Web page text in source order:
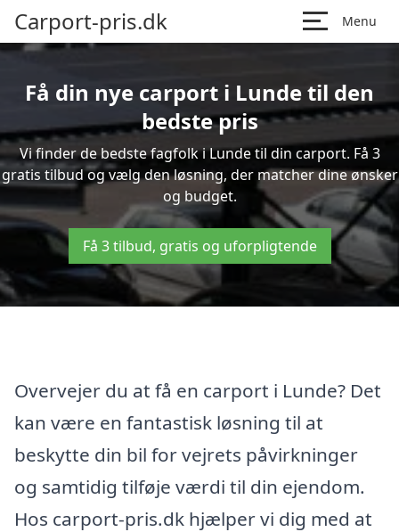
Carport-pris.dk Menu
Få din nye carport i Lunde til den
bedste pris
Vi finder de bedste fagfolk i Lunde til din carport. Få 3
gratis tilbud og vælg den løsning, der matcher dine ønsker
og budget.
Få 3 tilbud, gratis og uforpligtende
Overvejer du at få en carport i Lunde? Det
kan være en fantastisk løsning til at
beskytte din bil for vejrets påvirkninger
og samtidig tilføje værdi til din ejendom.
Hos carport-pris.dk hjælper vi dig med at